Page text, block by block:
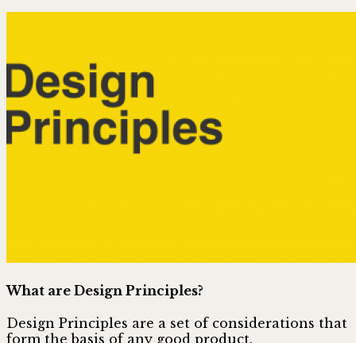
What are Design Principles?
Design Principles are a set of considerations that
form the basis of any good product.